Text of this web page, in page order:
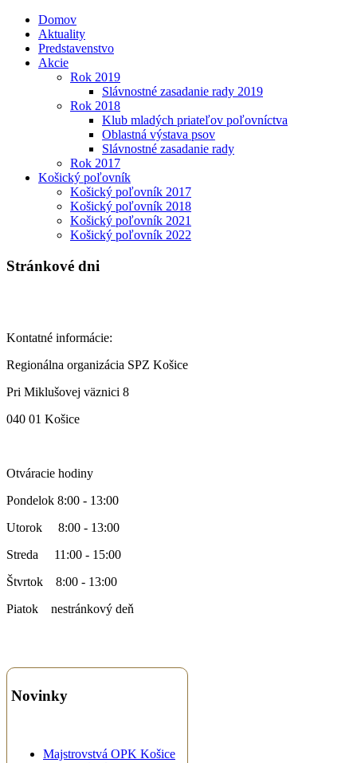
Domov
Aktuality
Predstavenstvo
Akcie
Rok 2019
Slávnostné zasadanie rady 2019
Rok 2018
Klub mladých priateľov poľovníctva
Oblastná výstava psov
Slávnostné zasadanie rady
Rok 2017
Košický poľovník
Košický poľovník 2017
Košický poľovník 2018
Košický poľovník 2021
Košický poľovník 2022
Stránkové dni
Kontatné informácie:
Regionálna organizácia SPZ Košice
Pri Miklušovej väznici 8
040 01 Košice
Otváracie hodiny
Pondelok 8:00 - 13:00
Utorok 8:00 - 13:00
Streda 11:00 - 15:00
Štvrtok 8:00 - 13:00
Piatok nestránkový deň
Novinky
Majstrovstvá OPK Košice